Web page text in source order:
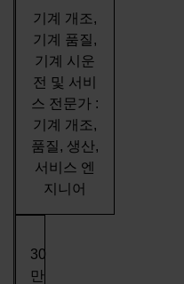
기계 개조,
기계 품질,
기계 시운
전 및 서비
스 전문가 :
기계 개조,
품질, 생산,
서비스 엔
지니어
30
만